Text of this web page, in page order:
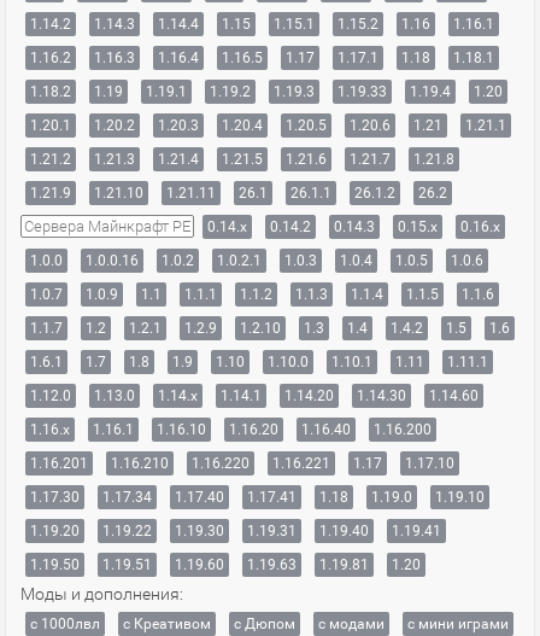
1.14.2
1.14.3 1.14.4 1.15 1.15.1 1.15.2 1.16
1.16.1
1.16.2
1.16.3 1.16.4 1.16.5 1.17 1.17.1 1.18
1.18.1
1.18.2
1.19 1.19.1 1.19.2 1.19.3 1.19.33 1.19.4
1.20
1.20.1
1.20.2 1.20.3 1.20.4 1.20.5 1.20.6 1.21
1.21.1
1.21.2
1.21.3 1.21.4 1.21.5 1.21.6 1.21.7
1.21.8
1.21.9
1.21.10 1.21.11 26.1 26.1.1 26.1.2 26.2
Сервера Майнкрафт PE 0.14.x 0.14.2 0.14.3 0.15.x
0.16.x
1.0.0
1.0.0.16 1.0.2 1.0.2.1 1.0.3 1.0.4 1.0.5
1.0.6
1.0.7
1.0.9 1.1 1.1.1 1.1.2 1.1.3 1.1.4 1.1.5
1.1.6
1.1.7
1.2 1.2.1 1.2.9 1.2.10 1.3 1.4 1.4.2 1.5
1.6
1.6.1
1.7 1.8 1.9 1.10 1.10.0 1.10.1 1.11
1.11.1
1.12.0
1.13.0 1.14.x 1.14.1 1.14.20 1.14.30
1.14.60
1.16.x
1.16.1 1.16.10 1.16.20 1.16.40
1.16.200
1.16.201
1.16.210 1.16.220 1.16.221 1.17
1.17.10
1.17.30
1.17.34 1.17.40 1.17.41 1.18 1.19.0
1.19.10
1.19.20
1.19.22 1.19.30 1.19.31 1.19.40
1.19.41
1.19.50
1.19.51 1.19.60 1.19.63 1.19.81 1.20
Моды и дополнения:
с 1000лвл c Креативом с Дюпом с модами
с мини играми